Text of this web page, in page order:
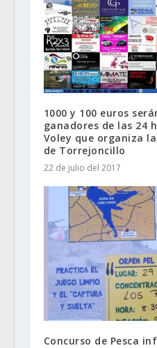
1000 y 100 euros
ganadores de las 24
Voley que organiza
de Torrejoncillo
22 de julio del 2017
Concurso de Pesca